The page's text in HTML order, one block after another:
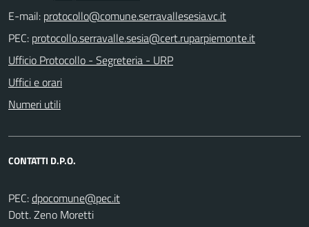
E-mail:
PEC:
Ufficio Protocollo - Segreteria - URP
Uffici e orari
Numeri utili
CONTATTI D.P.O.
PEC:
Dott. Zeno Moretti